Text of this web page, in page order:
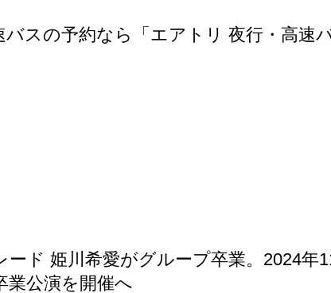
バスの予約なら「エアトリ 夜行・高速
ード 姫川希愛がグループ卒業。2024年
業公演を開催へ